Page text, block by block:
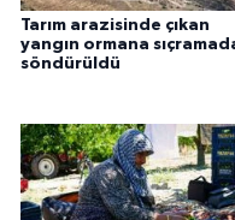
Tarım arazisinde çıkan
yangın ormana
söndürüldü